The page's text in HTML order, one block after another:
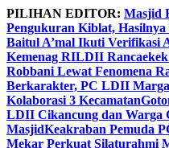
Skip
to
content
PILIHAN EDITOR: Masjid
Pengukuran Kiblat, Hasilnya
Baitul A’mal Ikuti Verifikasi
Kemenag RILDII
Robbani Lewat Fenomena
Berkarakter, PC LDII
Kolaborasi 3 Kecamatan
LDII Cikancung dan Warga
MasjidKeakraban Pemuda
Mekar Perkuat Silaturahmi